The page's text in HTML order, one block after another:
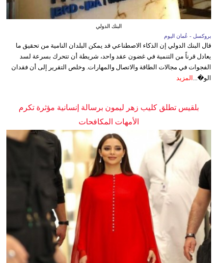
البنك الدولي
بروكسل - عُمان اليوم
قال البنك الدولي إن الذكاء الاصطناعي قد يمكن البلدان النامية من تحقيق ما
يعادل قرناً من التنمية في غضون عقد واحد، شريطة أن تتحرك بسرعة لسد
الفجوات في مجالات الطاقة والاتصال والمهارات. وخلص التقرير إلى أن فقدان
الو�... المزيد
بلقيس تطلق كليب زهر ليمون برسالة إنسانية مؤثرة تكرم
الأمهات المكافحات